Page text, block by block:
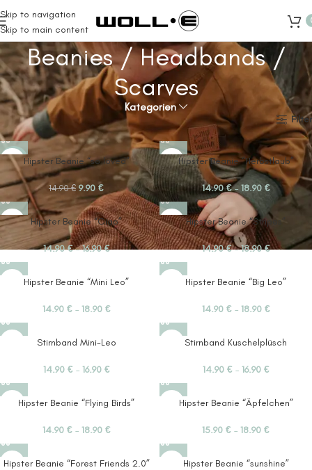
Skip to navigation
Skip to main content
Beanies / Headbands /
Scarves
Kategorien
Start Tops Beanies / Headbands / Scarves Filter
-34% Hipster Beanie “so loved”
14.90€ 9.90 €
Hipster Beanie “Herbstlaub”
14.90€–18.90 €
Hipster Beanie “Ciao”
14.90€–16.90€
Hipster Beanie “Stripes”
14.90€–18.90€
Hipster Beanie “Mini Leo”
14.90 €– 18.90 €
Hipster Beanie “Big Leo”
14.90 €– 18.90 €
Stirnband Mini-Leo
14.90 €– 16.90 €
Stirnband Kuschelplüsch
14.90 €– 16.90 €
Hipster Beanie “Flying Birds”
14.90 €– 18.90 €
Hipster Beanie “Äpfelchen”
15.90 € – 18.90 €
Hipster Beanie “Forest Friends 2.0” Hipster Beanie “sunshine”